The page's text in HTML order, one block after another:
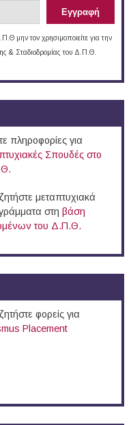
μην τον χρησιμοποιείτε για την
& Σταδιοδρομίας του Δ.Π.Θ.
πληροφορίες για
Σπουδές στο
μεταπτυχιακά
στη βάση
του Δ.Π.Θ.
φορείς για
Placement